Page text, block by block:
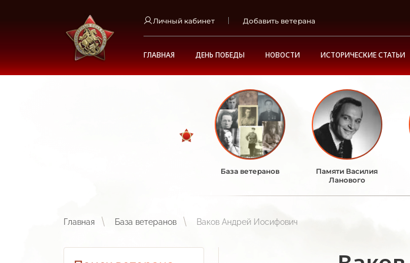
Личный кабинет Добавить ветерана
ГЛАВНАЯ ДЕНЬ ПОБЕДЫ НОВОСТИ ИСТОРИЧЕСКИЕ СТАТЬИ
База ветеранов
Памяти Василия
Ланового
Главная База ветеранов Ваков Андрей Иосифович